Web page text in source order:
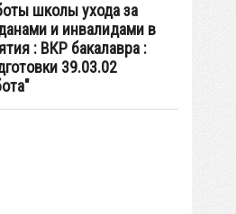
школы ухода за
и инвалидами в
: ВКР бакалавра :
39.03.02